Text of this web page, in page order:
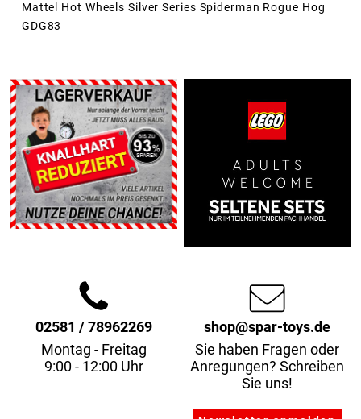
Mattel Hot Wheels Silver Series Spiderman Rogue Hog
GDG83
02581 / 78962269
Montag - Freitag
9:00 - 12:00 Uhr
shop@spar-toys.de
Sie haben Fragen oder
Anregungen? Schreiben
Sie uns!